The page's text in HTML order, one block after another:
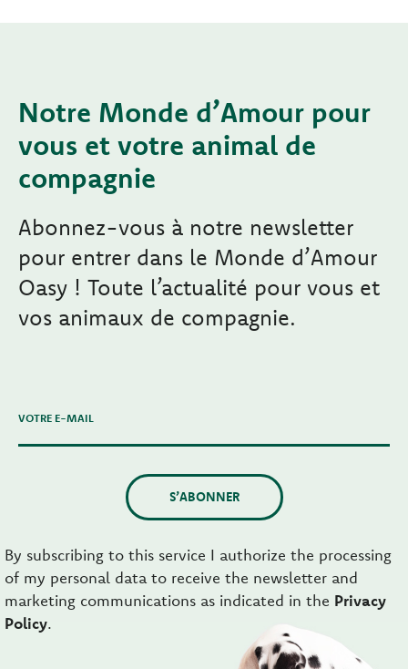
Notre Monde d’Amour pour
vous et votre animal de
compagnie
Abonnez-vous à notre newsletter
pour entrer dans le Monde d’Amour
Oasy ! Toute l’actualité pour vous et
vos animaux de compagnie.
VOTRE E-MAIL
S’ABONNER
By subscribing to this service I authorize the processing
of my personal data to receive the newsletter and
marketing communications as indicated in the Privacy
Policy.